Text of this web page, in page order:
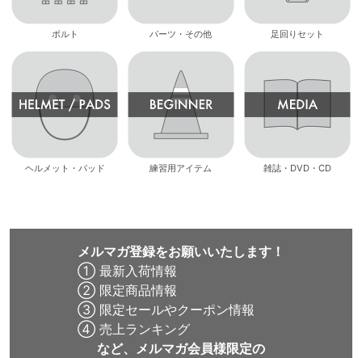
ボルト パーツ・その他 足回りセット
ヘルメット・パッド 練習用アイテム 雑誌・DVD・CD
メルマガ登録をお願いいたします！
① 最新入荷情報
② 限定商品情報
③ 限定セールやクーポン情報
④ 売上ランキング
など、メルマガ会員様限定の